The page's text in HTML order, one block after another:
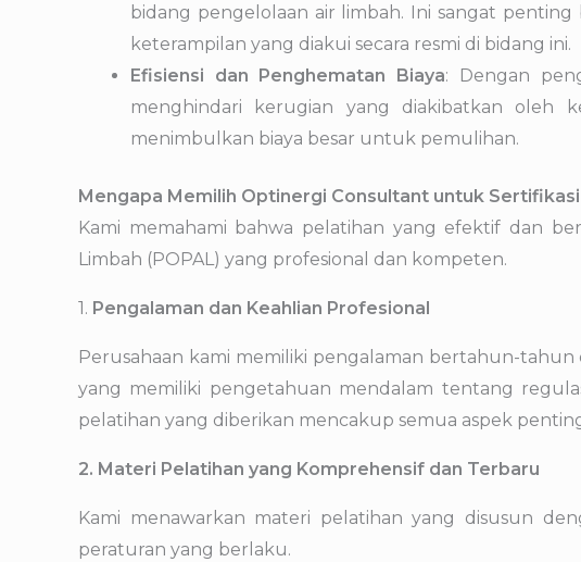
bidang pengelolaan air limbah. Ini sangat
keterampilan yang diakui secara resmi di bidang ini.
Efisiensi dan Penghematan Biaya: Dengan
menghindari kerugian yang diakibatkan oleh
menimbulkan biaya besar untuk pemulihan.
Mengapa Memilih Optinergi Consultant untuk Sertifikasi
Kami memahami bahwa pelatihan yang efektif dan
Limbah (POPAL) yang profesional dan kompeten.
1. Pengalaman dan Keahlian Profesional
Perusahaan kami memiliki pengalaman bertahun-
yang memiliki pengetahuan mendalam tentang
pelatihan yang diberikan mencakup semua aspek
2. Materi Pelatihan yang Komprehensif dan Terbaru
Kami menawarkan materi pelatihan yang disusun
peraturan yang berlaku.